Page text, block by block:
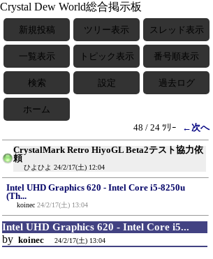
Crystal Dew World総合掲示板
新規投稿 ツリー表示 スレッド表示
一覧表示 トピック表示 番号順表示
検索 設定 過去ログ
ホーム
48 / 24 ﾂﾘｰ
←次へ
CrystalMark Retro HiyoGL Beta2テスト協力依
頼
ひよひよ 24/2/17(土) 12:04
Intel UHD Graphics 620 - Intel Core i5-8250u
(Th...
koinec 24/2/17(土) 13:04
Intel UHD Graphics 620 - Intel Core i5...
by koinec 24/2/17(土) 13:04